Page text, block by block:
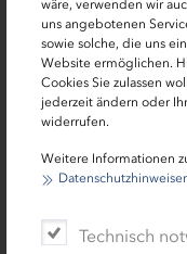
wäre, verwenden wir
uns angebotenen
sowie solche, die uns
Website ermöglichen.
Cookies Sie zulassen
jederzeit ändern oder
widerrufen.
Weitere Informationen
Technisch
mit anderen